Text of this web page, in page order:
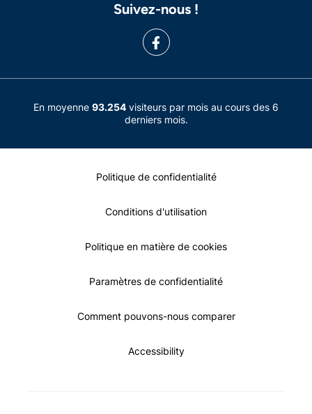
Suivez-nous !
En moyenne 93.254 visiteurs par mois au cours des 6
derniers mois.
Politique de confidentialité
Conditions d'utilisation
Politique en matière de cookies
Paramètres de confidentialité
Comment pouvons-nous comparer
Accessibility